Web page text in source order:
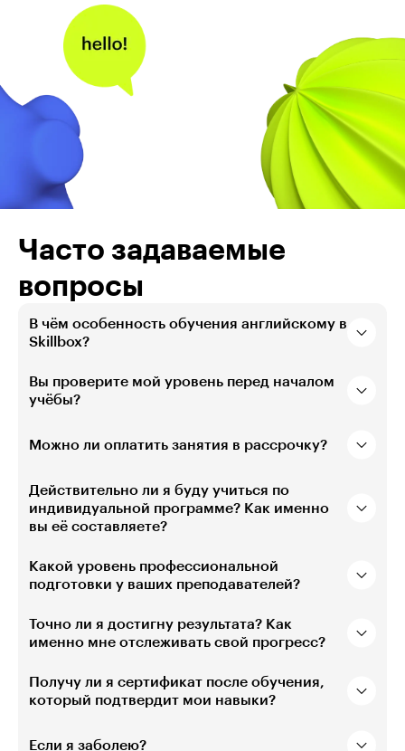
Часто задаваемые
вопросы
В чём особенность обучения английскому в
Skillbox?
Вы проверите мой уровень перед началом
учёбы?
Можно ли оплатить занятия в рассрочку?
Действительно ли я буду учиться по
индивидуальной программе? Как именно
вы её составляете?
Какой уровень профессиональной
подготовки у ваших преподавателей?
Точно ли я достигну результата? Как
именно мне отслеживать свой прогресс?
Получу ли я сертификат после обучения,
который подтвердит мои навыки?
Если я заболею?